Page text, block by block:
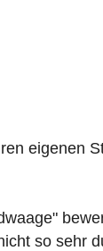
eigenen
so sehr